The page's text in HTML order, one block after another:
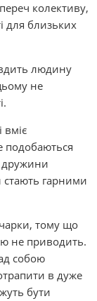
колективу,
для близьких
людину
не
подобаються
дружини
стають гарними
чарки, тому що
не приводить.
собою
в дуже
бути